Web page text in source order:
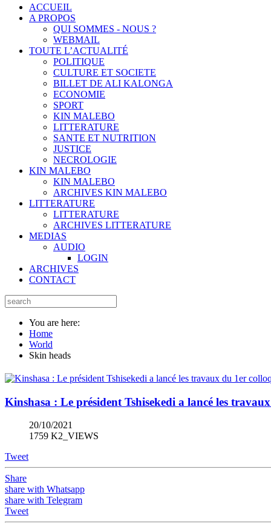
ACCUEIL
A PROPOS
QUI SOMMES - NOUS ?
WEBMAIL
TOUTE L’ACTUALITÉ
POLITIQUE
CULTURE ET SOCIETE
BILLET DE ALI KALONGA
ECONOMIE
SPORT
KIN MALEBO
LITTERATURE
SANTE ET NUTRITION
JUSTICE
NECROLOGIE
KIN MALEBO
KIN MALEBO
ARCHIVES KIN MALEBO
LITTERATURE
LITTERATURE
ARCHIVES LITTERATURE
MEDIAS
AUDIO
LOGIN
ARCHIVES
CONTACT
You are here:
Home
World
Skin heads
Kinshasa : Le président Tshisekedi a lancé les
20/10/2021
1759 K2_VIEWS
Tweet
Share
share with Whatsapp
share with Telegram
Tweet